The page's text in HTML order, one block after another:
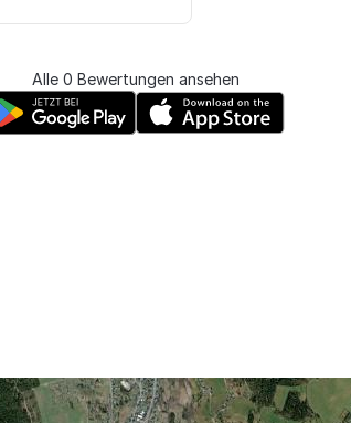
Alle 0 Bewertungen ansehen